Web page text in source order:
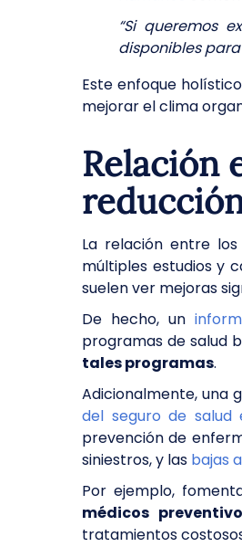
“Si queremos
disponibles
Este enfoque
mejorar el clima
Relación
La relación entre
múltiples estudios y
suelen ver mejoras
De hecho, un
programas de salud
tales programas.
Adicionalmente, una
del seguro de salud
prevención de
siniestros, y las bajas
Por ejemplo,
médicos
tratamientos